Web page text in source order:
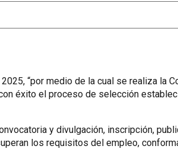
“por medio de la cual se realiza la
éxito el proceso de selección
y divulgación, inscripción,
los requisitos del empleo,